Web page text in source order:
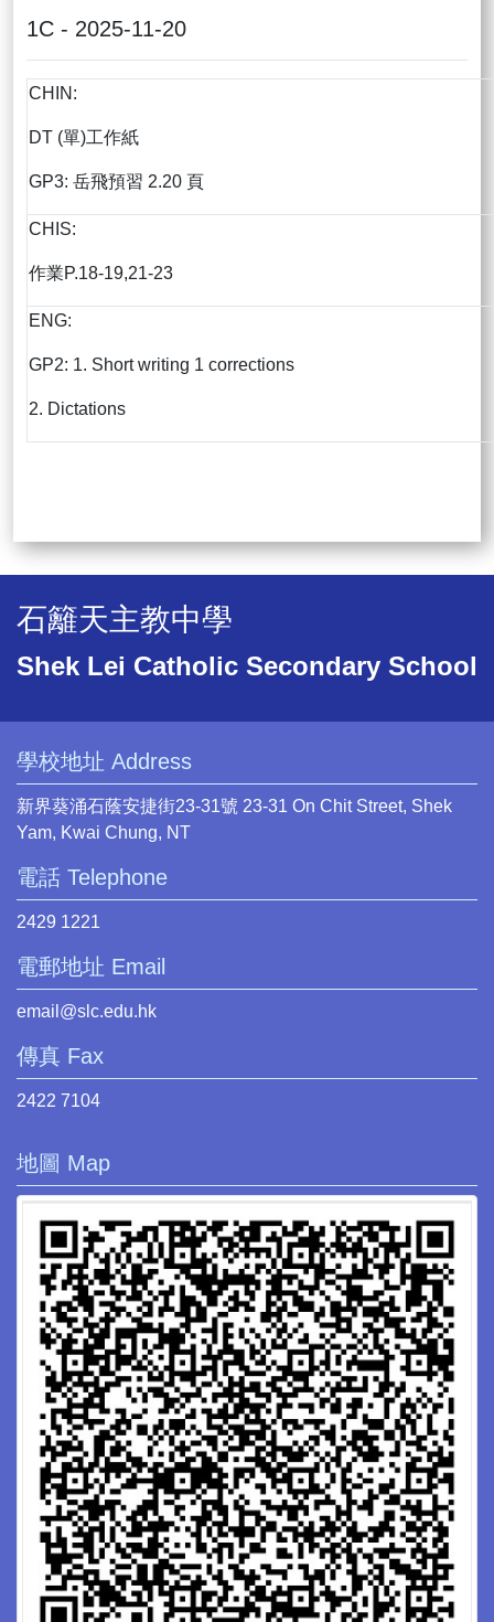
1C - 2025-11-20
CHIN:
DT (單)工作紙
GP3: 岳飛預習 2.20 頁
CHIS:
作業P.18-19,21-23
ENG:
GP2: 1. Short writing 1 corrections
2. Dictations
石籬天主教中學
Shek Lei Catholic Secondary School
學校地址 Address
新界葵涌石蔭安捷街23-31號 23-31 On Chit Street, Shek
Yam, Kwai Chung, NT
電話 Telephone
2429 1221
電郵地址 Email
email@slc.edu.hk
傳真 Fax
2422 7104
地圖 Map